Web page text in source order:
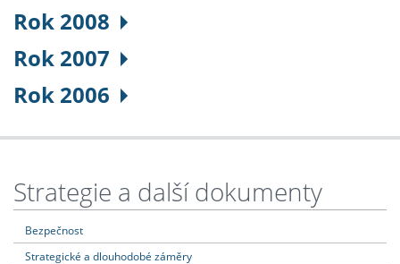
Rok 2008
Rok 2007
Rok 2006
Strategie a další dokumenty
Bezpečnost
Strategické a dlouhodobé záměry